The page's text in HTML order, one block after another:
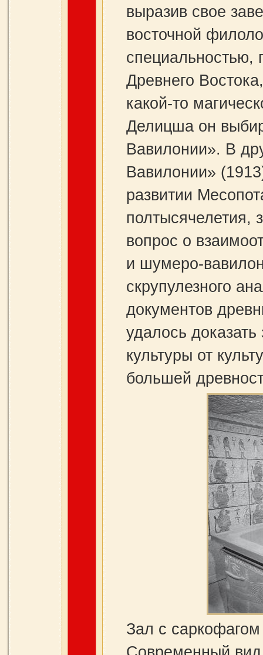
выразив свое
восточной
специальностью,
Древнего
какой‑то
Делицша он
Вавилонии». В
Вавилонии»
развитии
полтысячелетия,
вопрос о
и
скрупулезного
документов
удалось
культуры от
большей
Зал с